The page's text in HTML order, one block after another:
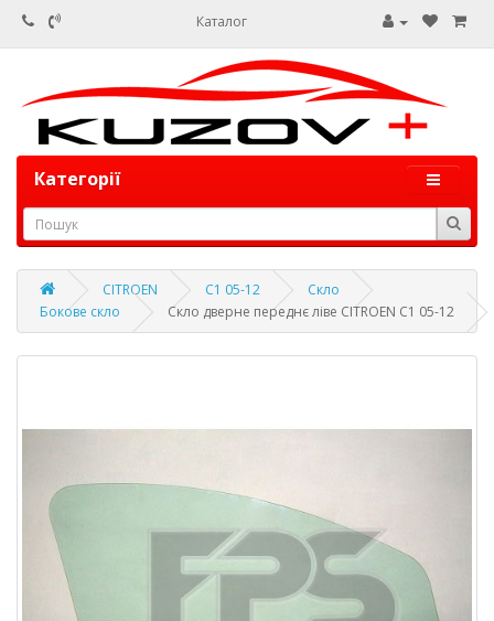
Каталог
Категорії
CITROEN C1 05-12
Скло
Бокове скло
Скло дверне переднє ліве CITROEN C1 05-12